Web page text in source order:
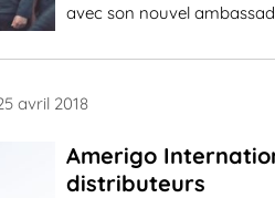
avec son nouvel
avril 2018
Amerigo
distributeurs